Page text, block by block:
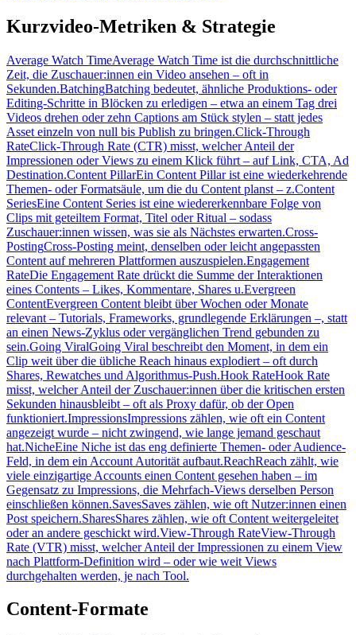
Kurzvideo-Metriken & Strategie
Average Watch TimeAverage Watch Time ist die durchschnittliche
Zeit, die Zuschauer:innen ein Video ansehen – oft in
Sekunden.BatchingBatching bedeutet, ähnliche Produktions- oder
Editing-Schritte in Blöcken zu erledigen – etwa an einem Tag drei
Videos drehen oder zehn Captions am Stück stylen – statt jedes
Asset einzeln von null bis Publish zu bringen.Click-Through
RateClick-Through Rate (CTR) misst, welcher Anteil der
Impressionen oder Views zu einem Klick führt – auf Link, CTA, Ad
Destination.Content PillarEin Content Pillar ist eine wiederkehrende
Themen- oder Formatsäule, um die du Content planst – z.Content
SeriesEine Content Series ist eine wiedererkennbare Folge von
Clips mit geteiltem Format, Titel oder Ritual – sodass
Zuschauer:innen wissen, was sie als Nächstes erwarten.Cross-
PostingCross-Posting meint, denselben oder leicht angepassten
Content auf mehreren Plattformen auszuspielen.Engagement
RateDie Engagement Rate drückt die Summe der Interaktionen
eines Contents – Likes, Kommentare, Shares u.Evergreen
ContentEvergreen Content bleibt über Wochen oder Monate
relevant – Tutorials, Frameworks, grundlegende Erklärungen –, statt
an einen News-Zyklus oder vergänglichen Trend gebunden zu
sein.Going ViralGoing Viral beschreibt den Moment, in dem ein
Clip weit über die übliche Reach hinaus explodiert – oft durch
Shares, Rewatches und Algorithmus-Push.Hook RateHook Rate
misst, welcher Anteil der Zuschauer:innen über die kritischen ersten
Sekunden hinausbleibt – oft als Proxy dafür, ob der Open
funktioniert.ImpressionsImpressions zählen, wie oft ein Content
angezeigt wurde – nicht zwingend, wie lange jemand geschaut
hat.NicheEine Niche ist das eng definierte Themen- oder Audience-
Feld, in dem ein Account Autorität aufbaut.ReachReach zählt, wie
viele einzigartige Accounts einen Content gesehen haben – im
Gegensatz zu Impressions, die Mehrfach-Views derselben Person
einschließen können.SavesSaves zählen, wie oft Nutzer:innen einen
Post speichern.SharesShares zählen, wie oft Content weitergeleitet
oder an andere geschickt wird.View-Through RateView-Through
Rate (VTR) misst, welcher Anteil der Impressionen zu einem View
nach Plattform-Definition wird – oder wie weit Views
durchgehalten werden, je nach Tool.
Content-Formate